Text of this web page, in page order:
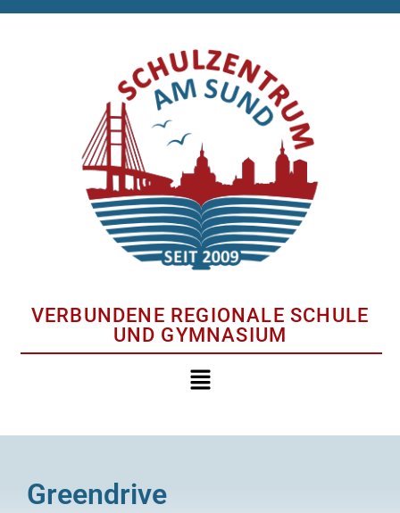
VERBUNDENE REGIONALE SCHULE
UND GYMNASIUM
Greendrive